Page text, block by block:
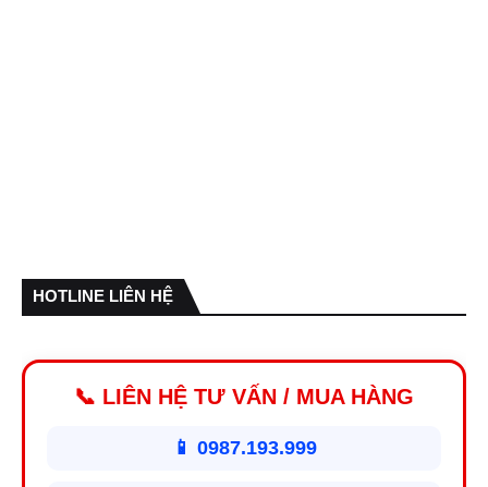
HOTLINE LIÊN HỆ
📞 LIÊN HỆ TƯ VẤN / MUA HÀNG
📱 0987.193.999